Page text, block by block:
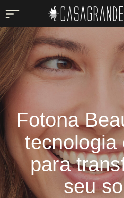
Fotona
tecnologia
para
seu